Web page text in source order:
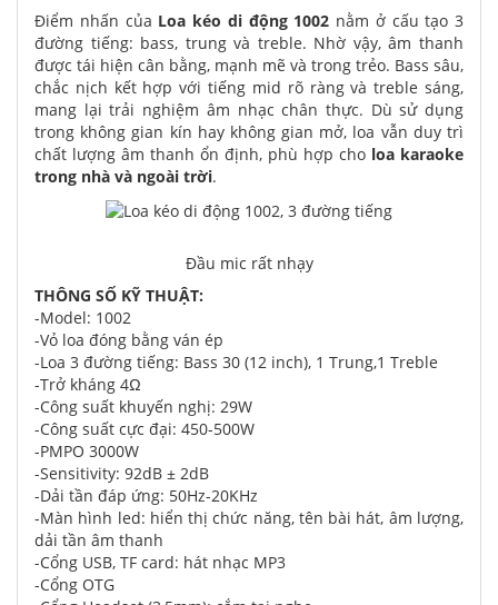
Điểm nhấn của Loa kéo di động 1002 nằm ở cấu tạo 3
đường tiếng: bass, trung và treble. Nhờ vậy, âm thanh
được tái hiện cân bằng, mạnh mẽ và trong trẻo. Bass sâu,
chắc nịch kết hợp với tiếng mid rõ ràng và treble sáng,
mang lại trải nghiệm âm nhạc chân thực. Dù sử dụng
trong không gian kín hay không gian mở, loa vẫn duy trì
chất lượng âm thanh ổn định, phù hợp cho loa karaoke
trong nhà và ngoài trời.
Đầu mic rất nhạy
THÔNG SỐ KỸ THUẬT:
-Model: 1002
-Vỏ loa đóng bằng ván ép
-Loa 3 đường tiếng: Bass 30 (12 inch), 1 Trung,1 Treble
-Trở kháng 4Ω
-Công suất khuyến nghị: 29W
-Công suất cực đại: 450-500W
-PMPO 3000W
-Sensitivity: 92dB ± 2dB
-Dải tần đáp ứng: 50Hz-20KHz
-Màn hình led: hiển thị chức năng, tên bài hát, âm lượng,
dải tần âm thanh
-Cổng USB, TF card: hát nhạc MP3
-Cổng OTG